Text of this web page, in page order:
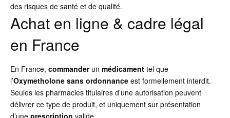
des risques de santé et de qualité.
Achat en ligne & cadre légal
en France
En France, commanderun médicament tel que
l’Oxymetholone sans ordonnance est formellement interdit.
Seules les pharmacies titulaires d’une autorisation peuvent
délivrer ce type de produit, et uniquement sur présentation
d’une prescription valide.